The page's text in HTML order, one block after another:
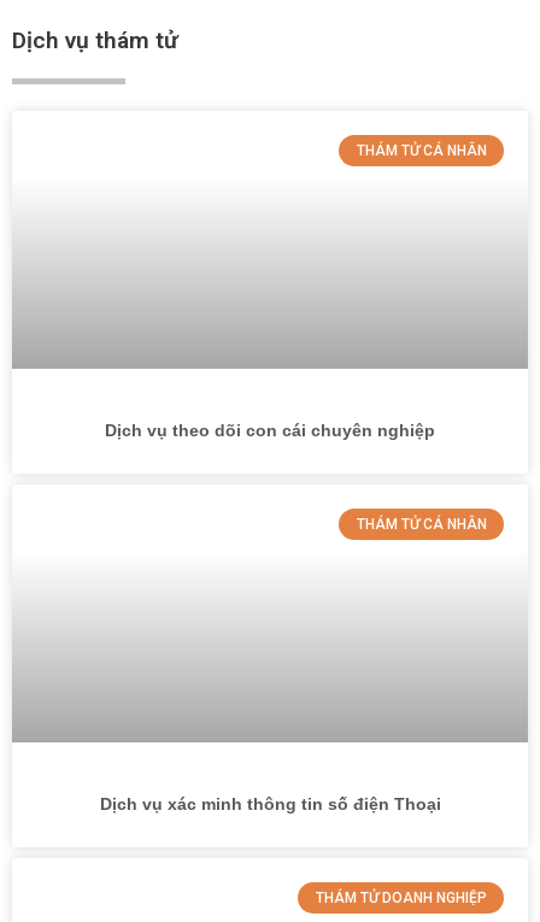
Dịch vụ thám tử
THÁM TỬ CÁ NHÂN
Dịch vụ theo dõi con cái chuyên nghiệp
THÁM TỬ CÁ NHÂN
Dịch vụ xác minh thông tin số điện Thoại
THÁM TỬ DOANH NGHIỆP